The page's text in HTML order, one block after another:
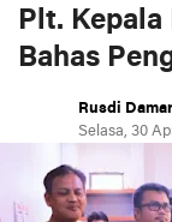
Plt. Kepala
Bahas
Rusdi
Selasa, 30